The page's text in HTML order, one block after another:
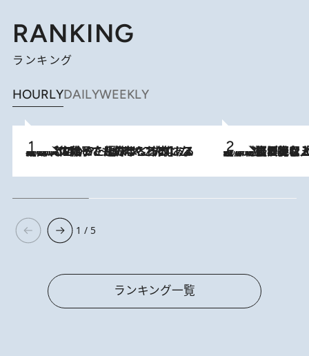
RANKING
ランキング
HOURLYDAILYWEEKLY
2026.8.5
【阿川佐和子さんの年とる力】なぜ70代で始めた趣味は“こんなに楽しい”のか？ ピアノ、俳句…スランプに陥っても続けられる“ある秘訣”とは 2026.8.5
【なぜ吉沢亮は「気配を消せる」のか？】興行収入208億の『国宝』を経て挑むミュージカル『ディア・エヴァン・ハンセン』。トップ俳優が舞台上でさらけ出した“孤独”とは
1 / 5
ランキング一覧